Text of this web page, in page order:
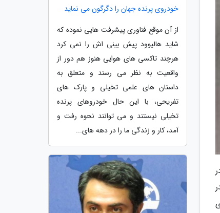
خودروی پرنده جهان را دگرگون می نماید
از آن موقع فناوری پیشرفت هایی نموده که
شاید هالیوود پیش بینی اش را نمی کرد
هرچند تاکسی های هوایی هنوز هم دور از
واقعیت به نظر می رسند و متعلق به
داستان های علمی تخیلی و پارک های
تفریحی، با این حال خودروهای پرنده
تخیلی نیستند و می توانند نحوه رفت و
آمد، کار و زندگی ما را در دهه های...